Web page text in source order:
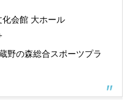
会館 大ホール
野の森総合スポーツプラ